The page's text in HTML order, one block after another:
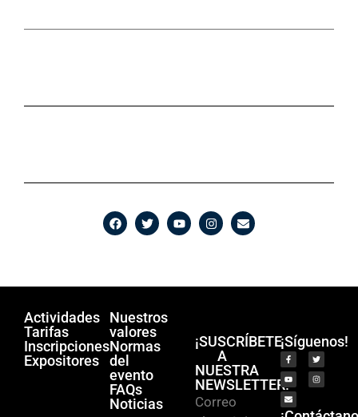
Actividades
Tarifas
Inscripciones
Expositores
Nuestros
valores
Normas
del
evento
FAQs
Noticias
¡SUSCRÍBETE
A
NUESTRA
NEWSLETTER!
Correo
¡Síguenos!